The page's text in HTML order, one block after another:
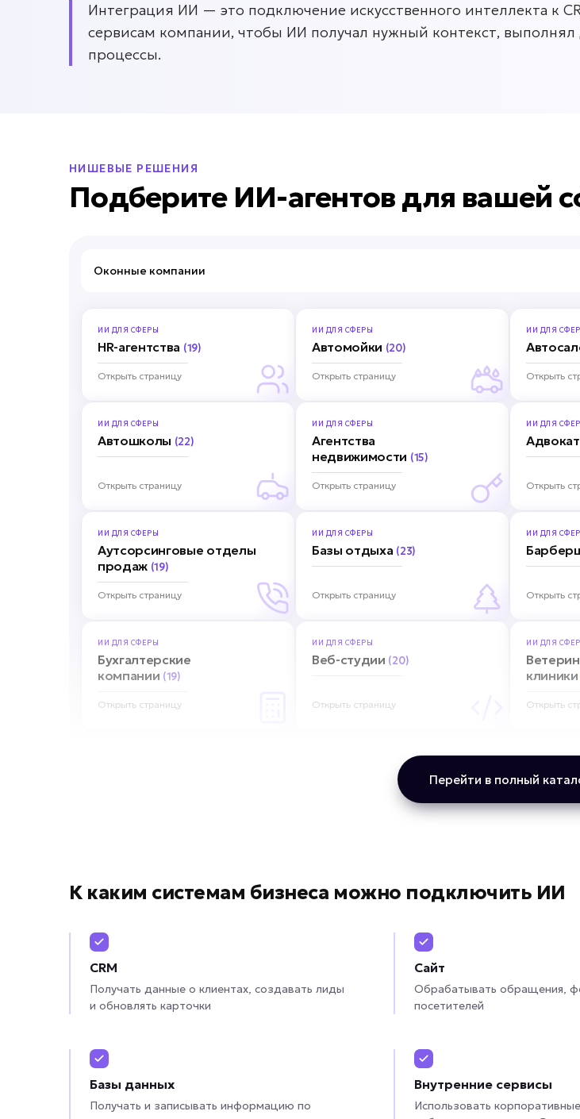
Интеграция ИИ — это подключение искусственного интеллекта к
сервисам компании, чтобы ИИ получал нужный контекст,
процессы.
НИШЕВЫЕ РЕШЕНИЯ
Подберите ИИ-агентов для вашей
Оконные
ИИ ДЛЯ СФЕРЫ
HR-агентства (19)
Открыть страницу
ИИ ДЛЯ СФЕРЫ
Автомойки (20)
Открыть страницу
ИИ ДЛЯ
Открыть
ИИ ДЛЯ СФЕРЫ
Автошколы (22)
Открыть страницу
ИИ ДЛЯ СФЕРЫ
Агентства
недвижимости (15)
Открыть страницу
ИИ ДЛЯ
Открыть
ИИ ДЛЯ СФЕРЫ
Аутсорсинговые отделы
продаж (19)
Открыть страницу
ИИ ДЛЯ СФЕРЫ
Базы отдыха (23)
Открыть страницу
ИИ ДЛЯ
Открыть
ИИ ДЛЯ СФЕРЫ
Бухгалтерские
компании (19)
Открыть страницу
ИИ ДЛЯ СФЕРЫ
Веб-студии (20)
Открыть страницу
ИИ ДЛЯ
клиники
Открыть
Перейти в полный
К каким системам бизнеса можно подключить ИИ
CRM
Получать данные о клиентах, создавать лиды
и обновлять карточки
Сайт
Обрабатывать обращения,
посетителей
Базы данных
Получать и записывать информацию по
Внутренние сервисы
Использовать